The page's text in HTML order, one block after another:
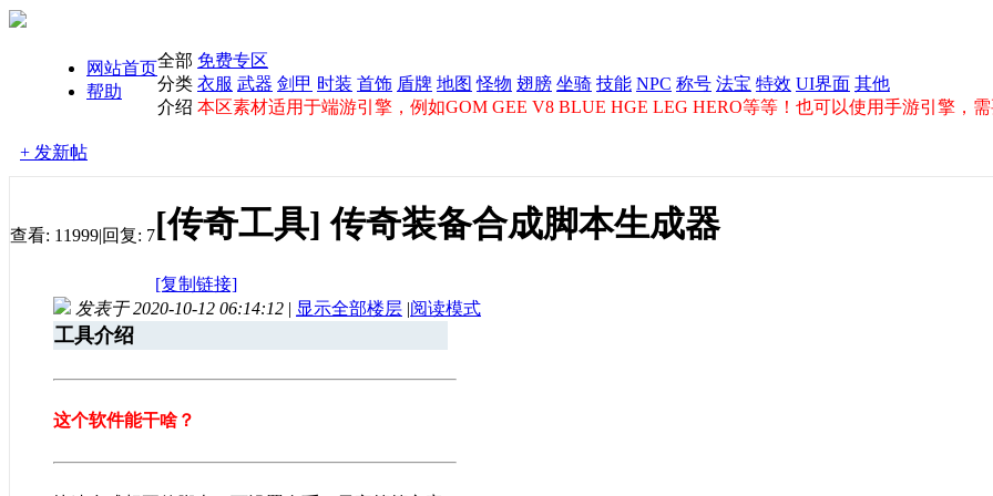
网站首页
帮助
全部 免费专区
分类 衣服 武器 剑甲 时装 首饰 盾牌 地图 怪物 翅膀 坐骑 技能 NPC 称号 法宝 特效 UI界面 其他
介绍 本区素材适用于端游引擎，例如GOM GEE V8 BLUE HGE LEG HERO等等！也可以使用手游引擎，需
+ 发新帖
查看: 11999|回复: 7[传奇工具]传奇装备合成脚本生成器
[复制链接]
发表于 2020-10-12 06:14:12 | 显示全部楼层 |阅读模式
工具介绍
这个软件能干啥？